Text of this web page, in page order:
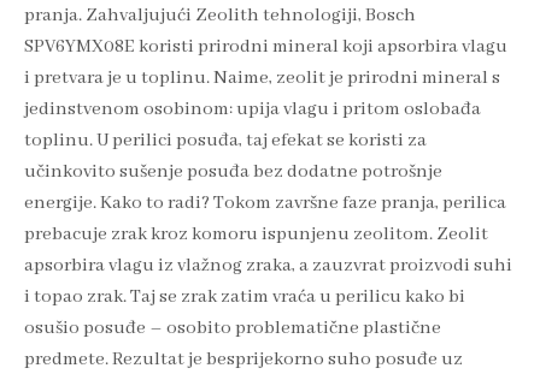
pranja. Zahvaljujući Zeolith tehnologiji, Bosch
SPV6YMX08E koristi prirodni mineral koji apsorbira vlagu
i pretvara je u toplinu. Naime, zeolit je prirodni mineral s
jedinstvenom osobinom: upija vlagu i pritom oslobađa
toplinu. U perilici posuđa, taj efekat se koristi za
učinkovito sušenje posuđa bez dodatne potrošnje
energije. Kako to radi? Tokom završne faze pranja, perilica
prebacuje zrak kroz komoru ispunjenu zeolitom. Zeolit
apsorbira vlagu iz vlažnog zraka, a zauzvrat proizvodi suhi
i topao zrak. Taj se zrak zatim vraća u perilicu kako bi
osušio posuđe – osobito problematične plastične
predmete. Rezultat je besprijekorno suho posuđe uz